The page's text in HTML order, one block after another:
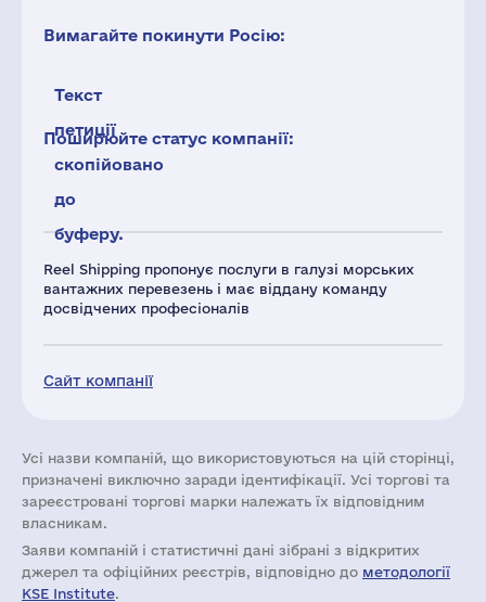
Reel Shipping пропонує послуги в галузі морських
вантажних перевезень і має віддану команду
досвідчених професіоналів
Сайт компанії
Вимагайте покинути Росію:
Текст
петиції
скопійовано
до
буферу.
Поширюйте статус компанії:
Усі назви компаній, що використовуються на цій сторінці,
призначені виключно заради ідентифікації. Усі торгові та
зареєстровані торгові марки належать їх відповідним
власникам.
Заяви компаній i статистичні дані зібрані з відкритих
джерел та офіційних реєстрів, відповідно до методології
KSE Institute.